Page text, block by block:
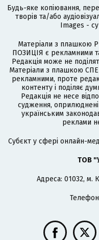
Будь-яке копіювання,
творів та/або
Images -
Матеріали з плашкою
ПОЗИЦІЯ є рекламними
Редакція може не
Матеріали з плашкою
рекламними, проте
контенту і поділяє
Редакція не несе
судження, оприлюднені
українським
реклами
Cубєкт у сфері онлайн-
ТОВ
Адреса: 01032, м.